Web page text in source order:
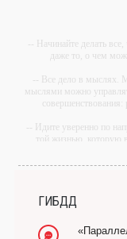
-- Начинайте делать
даже то, о чем
-- Все дело в мыслях.
мыслями можно
-- Идите уверенно по
той жизнью, которую
-- Самое большое
большая нищета —
-- Лучшее, что можно
это пропустить его
полезен никому,
ГИБДД